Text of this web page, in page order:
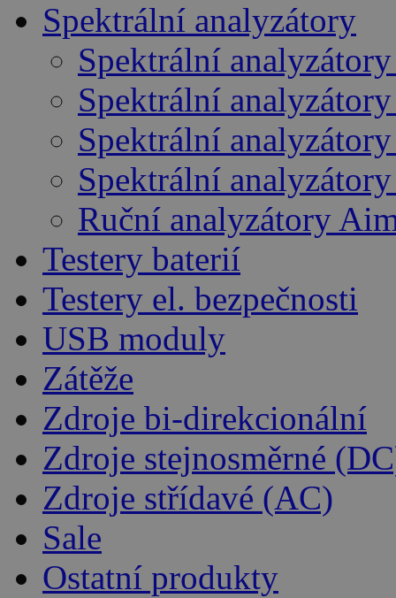
Spektrální analyzátory
Spektrální
Spektrální
Spektrální
Spektrální
Ruční analyzátory
Testery baterií
Testery el. bezpečnosti
USB moduly
Zátěže
Zdroje bi-direkcionální
Zdroje stejnosměrné
Zdroje střídavé (AC)
Sale
Ostatní produkty